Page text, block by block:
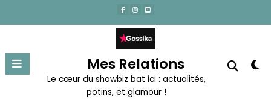
contenu
Mes Relations
Le cœur du showbiz bat ici : actualités,
potins, et glamour !